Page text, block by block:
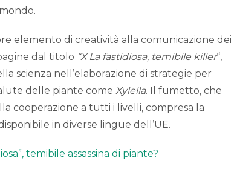
elemento di creatività alla comunicazione dei
dal titolo “X La fastidiosa, temibile killer“,
scienza nell’elaborazione di strategie per
delle piante come Xylella. Il fumetto, che
cooperazione a tutti i livelli, compresa la
in diverse lingue dell’UE.
temibile assassina di piante?